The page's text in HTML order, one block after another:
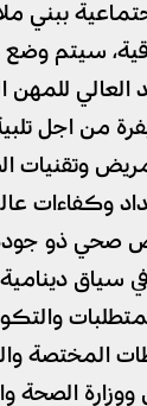
ببني
سيتم وضع
العالي للمهن
من اجل
وتقنيات
صحي ذو جودة
سياق
المختصة
ووزارة الصحة